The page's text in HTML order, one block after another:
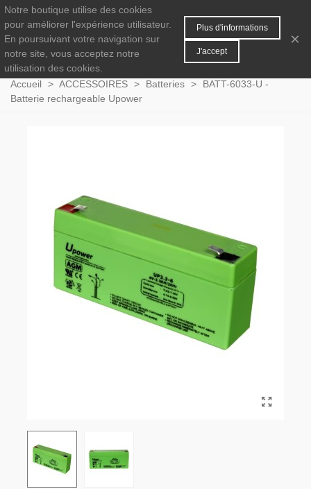
0 MENU
Accueil > ACCESSOIRES > Batteries >
BATT-6033-U -
Batterie rechargeable Upower
Notre boutique utilise des cookies
pour améliorer l'expérience utilisateur.
En poursuivant votre navigation sur
notre site, vous acceptez notre
utilisation des cookies.
Plus d'informations
J'accept
×